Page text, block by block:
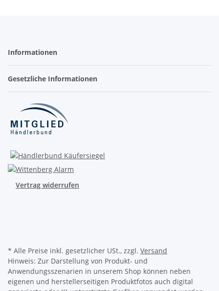
Informationen
Gesetzliche Informationen
Vertrag widerrufen
* Alle Preise inkl. gesetzlicher USt., zzgl. Versand
Hinweis: Zur Darstellung von Produkt- und
Anwendungsszenarien in unserem Shop können neben
eigenen und herstellerseitigen Produktfotos auch digital